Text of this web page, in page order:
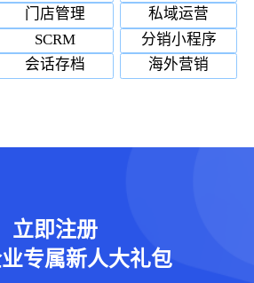
门店管理
私域运营
SCRM
分销小程序
会话存档 海外营销
立即注册
专属新人大礼包